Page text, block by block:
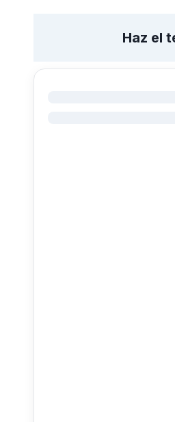
Haz el